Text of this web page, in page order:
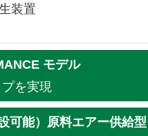
装置
モデル
を実現
可能）原料エアー供給型